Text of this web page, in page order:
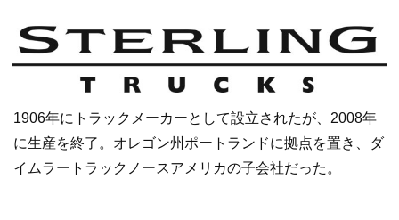
1906年にトラックメーカーとして設立されたが、2008年
に生産を終了。オレゴン州ポートランドに拠点を置き、ダ
イムラートラックノースアメリカの子会社だった。